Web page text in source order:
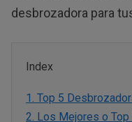
desbrozadora para
Index
1. Top 5
2. Los Mejores o